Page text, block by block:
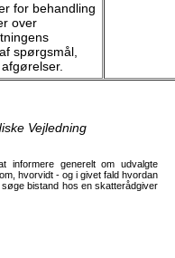
for behandling
over
spørgsmål,
Vejledning
informere generelt om udvalgte
hvorvidt - og i givet fald hvordan
bistand hos en skatterådgiver